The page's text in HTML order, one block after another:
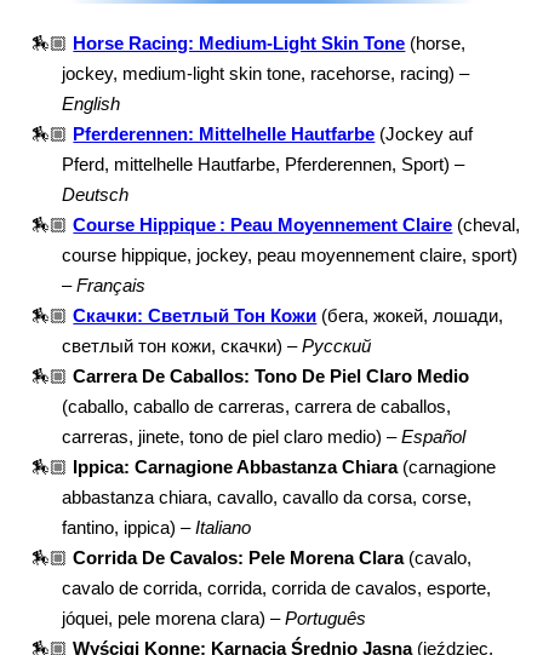
🏇🏼 Horse Racing: Medium-Light Skin Tone (horse,
jockey, medium-light skin tone, racehorse, racing) –
English
🏇🏼 Pferderennen: Mittelhelle Hautfarbe (Jockey auf
Pferd, mittelhelle Hautfarbe, Pferderennen, Sport) –
Deutsch
🏇🏼 Course Hippique : Peau Moyennement Claire (cheval,
course hippique, jockey, peau moyennement claire, sport)
–Français
🏇🏼 Скачки: Светлый Тон Кожи (бега, жокей, лошади,
светлый тон кожи, скачки) –Русский
🏇🏼 Carrera De Caballos: Tono De Piel Claro Medio
(caballo, caballo de carreras, carrera de caballos,
carreras, jinete, tono de piel claro medio) –Español
🏇🏼
Ippica: Carnagione Abbastanza Chiara(carnagione
abbastanza chiara, cavallo, cavallo da corsa, corse,
fantino, ippica) –Italiano
🏇🏼 Corrida De Cavalos: Pele Morena Clara(cavalo,
cavalo de corrida, corrida, corrida de cavalos, esporte,
jóquei, pele morena clara) –Português
🏇🏼 Wyścigi Konne: Karnacja Średnio Jasna(jeździec,